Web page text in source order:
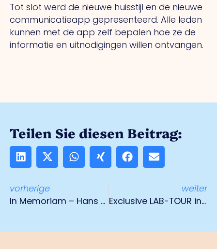
Tot slot werd de nieuwe huisstijl en de nieuwe
communicatieapp gepresenteerd. Alle leden
kunnen met de app zelf bepalen hoe ze de
informatie en uitnodigingen willen ontvangen.
Teilen Sie diesen Beitrag:
vorherige
In Memoriam – Hans Schreurs (1958 – 2025)
weiter
Exclusive LAB-TOUR in Bottrop 8 July